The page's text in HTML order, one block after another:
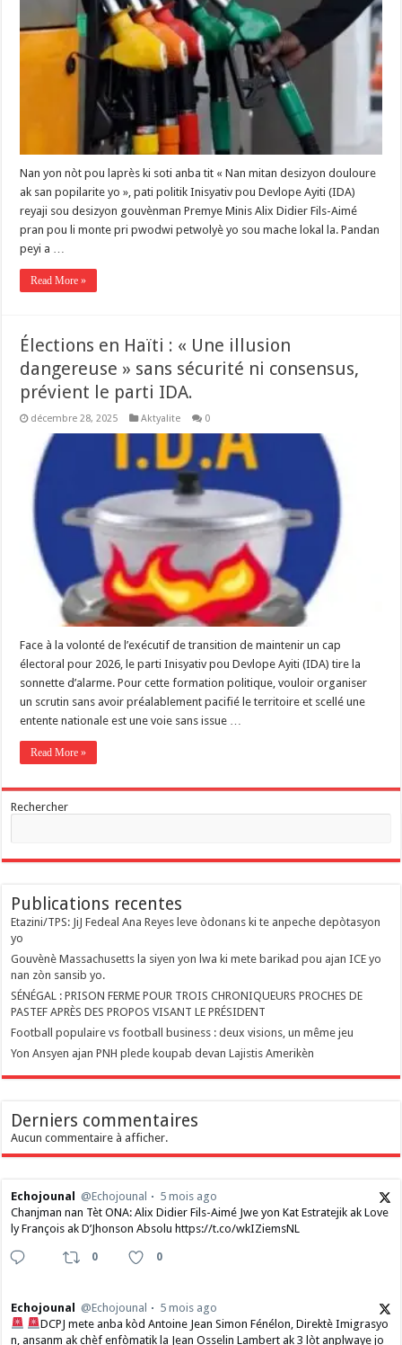
Nan yon nòt pou laprès ki soti anba tit « Nan mitan desizyon douloure
ak san popilarite yo », pati politik Inisyativ pou Devlope Ayiti (IDA)
reyaji sou desizyon gouvènman Premye Minis Alix Didier Fils-Aimé
pran pou li monte pri pwodwi petwolyè yo sou mache lokal la. ‎Pandan
peyi a …
Read More »
Élections en Haïti : « Une illusion
dangereuse » sans sécurité ni consensus,
prévient le parti IDA.
décembre 28, 2025 Aktyalite 0
Face à la volonté de l’exécutif de transition de maintenir un cap
électoral pour 2026, le parti Inisyativ pou Devlope Ayiti (IDA) tire la
sonnette d’alarme. Pour cette formation politique, vouloir organiser
un scrutin sans avoir préalablement pacifié le territoire et scellé une
entente nationale est une voie sans issue …
Read More »
Rechercher
Publications recentes
Etazini/TPS: JiJ Fedeal Ana Reyes leve òdonans ki te anpeche depòtasyon
yo
Gouvènè Massachusetts la siyen yon lwa ki mete barikad pou ajan ICE yo
nan zòn sansib yo.
SÉNÉGAL : PRISON FERME POUR TROIS CHRONIQUEURS PROCHES DE
PASTEF APRÈS DES PROPOS VISANT LE PRÉSIDENT
Football populaire vs football business : deux visions, un même jeu
Yon Ansyen ajan PNH plede koupab devan Lajistis Amerikèn
Derniers commentaires
Aucun commentaire à afficher.
Echojounal @Echojounal
5 mois ago
Chanjman nan Tèt ONA: Alix Didier Fils-Aimé Jwe yon Kat Estratejik ak Love
ly François ak D’Jhonson Absolu https://t.co/wkIZiemsNL
0 0
Echojounal @Echojounal
5 mois ago
DCPJ mete anba kòd Antoine Jean Simon Fénélon, Direktè Imigrasyo
n, ansanm ak chèf enfòmatik la Jean Osselin Lambert ak 3 lòt anplwaye jo